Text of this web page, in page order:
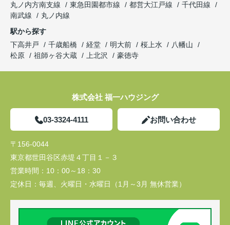
丸ノ内方南支線
東急田園都市線 都営大江戸線
千代田線
南武線
丸ノ内線
駅から探す
下高井戸
千歳船橋 経堂 明大前 桜上水
八幡山
松原
祖師ヶ谷大蔵 上北沢 豪徳寺
株式会社 福一ハウジング
03-3324-4111 お問い合わせ
〒156-0044
東京都世田谷区赤堤４丁目１－３
営業時間： 10：00～18：30
定休日： 毎週、火曜日・水曜日（1月～3月 無休営業）